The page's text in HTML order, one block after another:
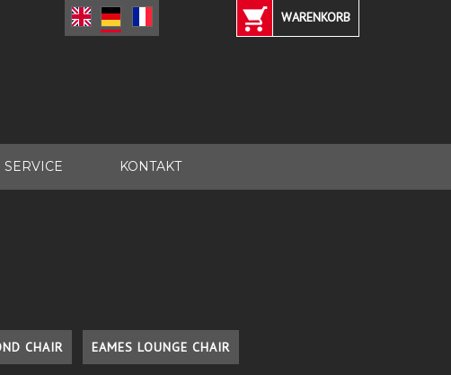
WARENKORB
SERVICE KONTAKT
CHAIR EAMES LOUNGE CHAIR